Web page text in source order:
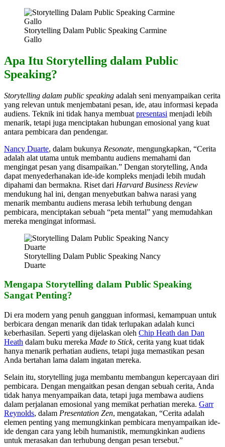
Storytelling Dalam Public Speaking Carmine
Gallo
Apa Itu Storytelling dalam Public
Speaking?
Storytelling dalam public speaking adalah seni menyampaikan cerita
yang relevan untuk menjembatani pesan, ide, atau informasi kepada
audiens. Teknik ini tidak hanya membuat presentasi menjadi lebih
menarik, tetapi juga menciptakan hubungan emosional yang kuat
antara pembicara dan pendengar.
Nancy Duarte, dalam bukunya Resonate, mengungkapkan, “Cerita
adalah alat utama untuk membantu audiens memahami dan
mengingat pesan yang disampaikan.” Dengan storytelling, Anda
dapat menyederhanakan ide-ide kompleks menjadi lebih mudah
dipahami dan bermakna. Riset dari Harvard Business Review
mendukung hal ini, dengan menyebutkan bahwa narasi yang
menarik membantu audiens merasa lebih terhubung dengan
pembicara, menciptakan sebuah “peta mental” yang memudahkan
mereka mengingat informasi.
Storytelling Dalam Public Speaking Nancy
Duarte
Mengapa Storytelling dalam Public Speaking
Sangat Penting?
Di era modern yang penuh gangguan informasi, kemampuan untuk
berbicara dengan menarik dan tidak terlupakan adalah kunci
keberhasilan. Seperti yang dijelaskan oleh Chip Heath dan Dan
Heath dalam buku mereka Made to Stick, cerita yang kuat tidak
hanya menarik perhatian audiens, tetapi juga memastikan pesan
Anda bertahan lama dalam ingatan mereka.
Selain itu, storytelling juga membantu membangun kepercayaan diri
pembicara. Dengan mengaitkan pesan dengan sebuah cerita, Anda
tidak hanya menyampaikan data, tetapi juga membawa audiens
dalam perjalanan emosional yang memikat perhatian mereka. Garr
Reynolds, dalam Presentation Zen, mengatakan, “Cerita adalah
elemen penting yang memungkinkan pembicara menyampaikan ide-
ide dengan cara yang lebih humanistik, memungkinkan audiens
untuk merasakan dan terhubung dengan pesan tersebut.”